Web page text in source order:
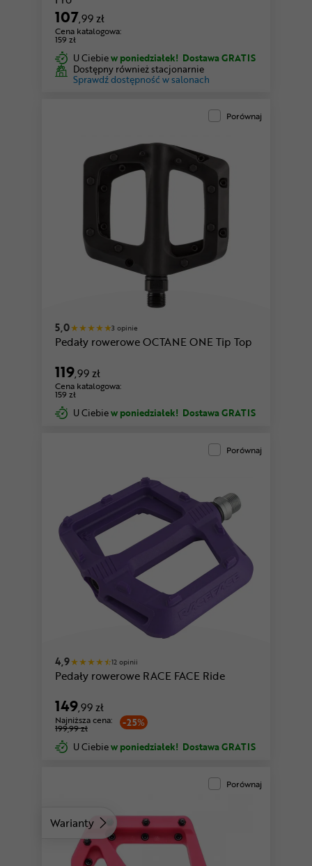
107,99 zł
Cena katalogowa:
159 zł
U Ciebiew poniedziałek! Dostawa GRATIS
Dostępny również stacjonarnie
Sprawdź dostępność w salonach
Porównaj
5,0 3 opinie
Pedały rowerowe OCTANE ONE Tip Top
119,99 zł
Cena katalogowa:
159 zł
U Ciebiew poniedziałek! Dostawa GRATIS
Porównaj
4,9 12 opinii
Pedały rowerowe RACE FACE Ride
149,99 zł
-25%
Najniższa cena:
199,99 zł
U Ciebiew poniedziałek! Dostawa GRATIS
Warianty
Porównaj